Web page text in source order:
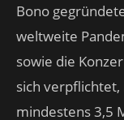
Bono
weltweite
sowie die
sich verpflichtet,
mindestens 3,5